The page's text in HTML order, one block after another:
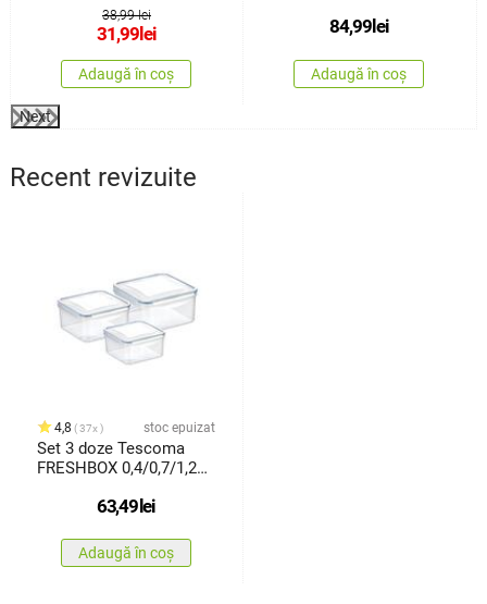
38,99 lei
31,99 lei
Adaugă în coș
84,99 lei
Adaugă în coș
Next
Recent revizuite
4,8 37x stoc epuizat
Set 3 doze Tescoma
FRESHBOX 0,4/0,7/1,2
63,49lei
Adaugă în coș